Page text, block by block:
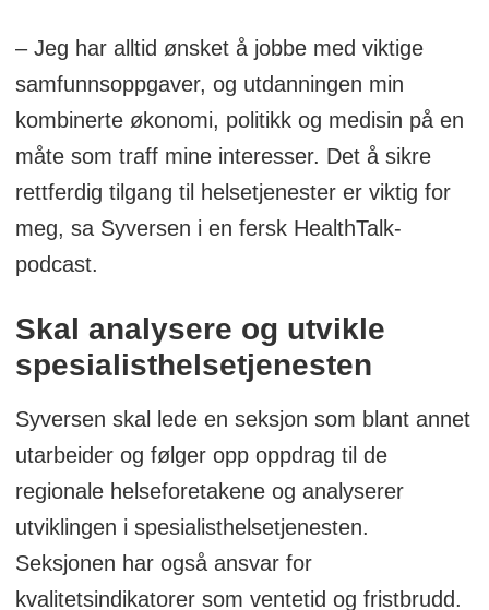
– Jeg har alltid ønsket å jobbe med viktige
samfunnsoppgaver, og utdanningen min
kombinerte økonomi, politikk og medisin på en
måte som traff mine interesser. Det å sikre
rettferdig tilgang til helsetjenester er viktig for
meg, sa Syversen i en fersk HealthTalk-
podcast.
Skal analysere og utvikle
spesialisthelsetjenesten
Syversen skal lede en seksjon som blant annet
utarbeider og følger opp oppdrag til de
regionale helseforetakene og analyserer
utviklingen i spesialisthelsetjenesten.
Seksjonen har også ansvar for
kvalitetsindikatorer som ventetid og fristbrudd.